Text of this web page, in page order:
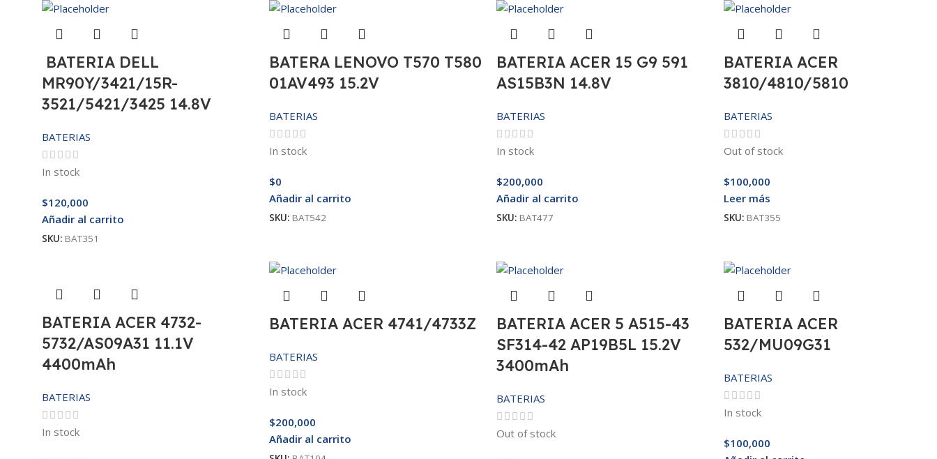
BATERIA DELL
MR90Y/3421/15R-
3521/5421/3425 14.8V
BATERIAS
In stock
$120,000
Añadir al carrito
SKU: BAT351
BATERA LENOVO T570 T580
01AV493 15.2V
BATERIAS
In stock
$0
Añadir al carrito
SKU: BAT542
BATERIA ACER 15 G9 591
AS15B3N 14.8V
BATERIAS
In stock
$200,000
Añadir al carrito
SKU: BAT477
BATERIA ACER
3810/4810/5810
BATERIAS
Out of stock
$100,000
Leer más
SKU: BAT355
BATERIA ACER 4732-
5732/AS09A31 11.1V
4400mAh
BATERIAS
In stock
BATERIA ACER 4741/4733Z
BATERIAS
In stock
$200,000
Añadir al carrito
BATERIA ACER 5 A515-43
SF314-42 AP19B5L 15.2V
3400mAh
BATERIAS
Out of stock
BATERIA ACER
532/MU09G31
BATERIAS
In stock
$100,000